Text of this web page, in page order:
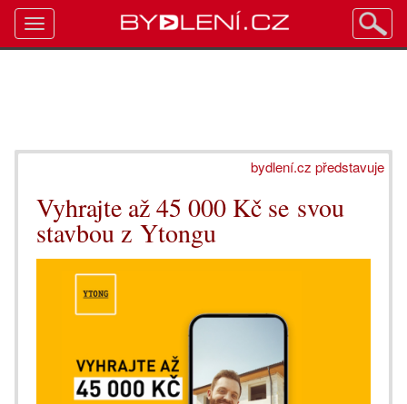
bydlení.cz představuje
Vyhrajte až 45 000 Kč se svou
stavbou z Ytongu
Toggle
navigation